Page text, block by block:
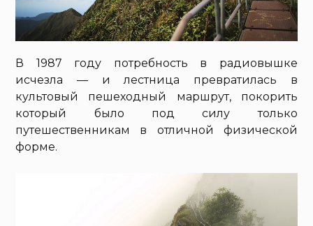
В 1987 году потребность в радиовышке
исчезла — и лестница превратилась в
культовый пешеходный маршрут, покорить
который было под силу только
путешественникам в отличной физической
форме.